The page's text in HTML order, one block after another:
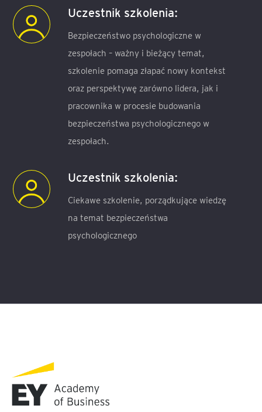
Uczestnik szkolenia:
Bezpieczeństwo psychologiczne w
zespołach – ważny i bieżący temat,
szkolenie pomaga złapać nowy kontekst
oraz perspektywę zarówno lidera, jak i
pracownika w procesie budowania
bezpieczeństwa psychologicznego w
zespołach.
Uczestnik szkolenia:
Ciekawe szkolenie, porządkujące wiedzę
na temat bezpieczeństwa
psychologicznego